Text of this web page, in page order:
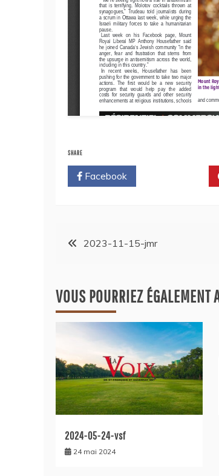
SHARE
Facebook
2023-11-15-jmr
VOUS POURRIEZ ÉGALEMENT
2024-05-24-vsf
24 mai 2024